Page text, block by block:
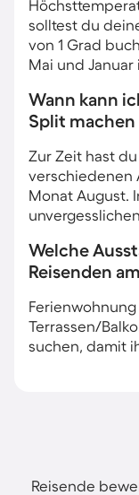
solltest du
von 1 Grad
Mai und
Wann kann
Split
Zur Zeit hast
verschiedenen
Monat August.
Welche
Reisenden
Terrassen/
suchen, damit
Reisende